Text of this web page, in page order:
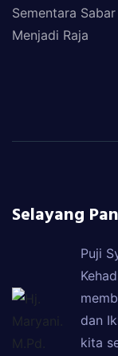
Sementara
Menjadi Raja
Selayang
Puji
dan
kita